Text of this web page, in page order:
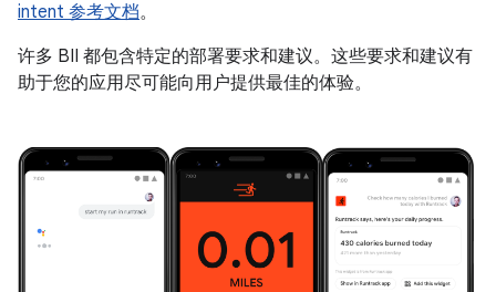
intent 参考文档。
许多 BII 都包含特定的部署要求和建议。这些要求和建议有
助于您的应用尽可能向用户提供最佳的体验。